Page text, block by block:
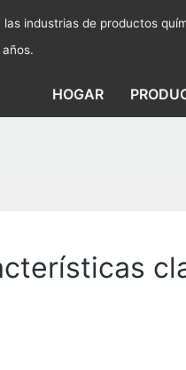
industrias de productos
HOGAR